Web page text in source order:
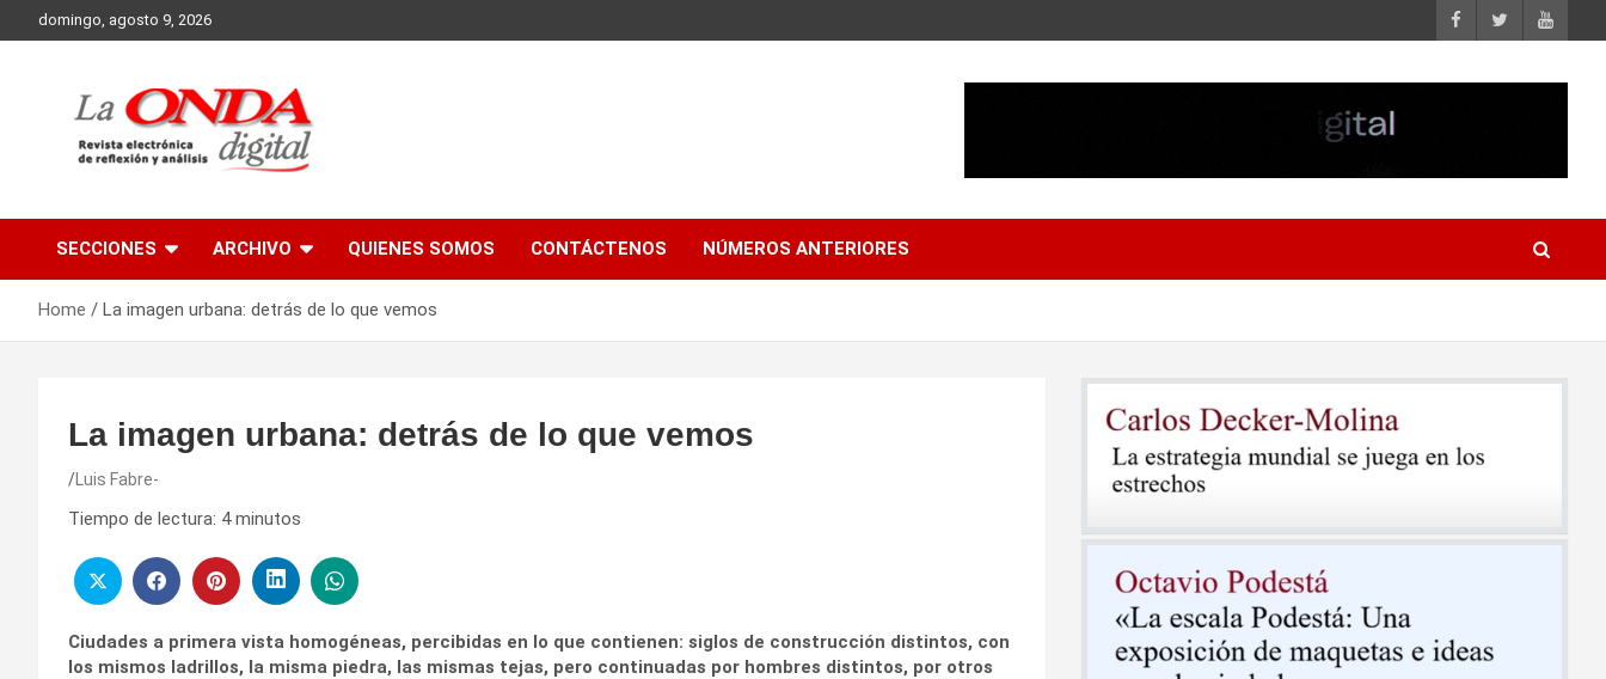
to
domingo, agosto 9, 2026
SECCIONES ARCHIVO QUIENES SOMOS CONTÁCTENOS NÚMEROS ANTERIORES
Home La imagen urbana: detrás de lo que vemos
La imagen urbana: detrás de lo que vemos
Luis Fabre-
Tiempo de lectura: 4 minutos
Ciudades a primera vista homogéneas, percibidas en lo que contienen: siglos de construcción distintos, con
los mismos ladrillos, la misma piedra, las mismas tejas, pero continuadas por hombres distintos, por otros